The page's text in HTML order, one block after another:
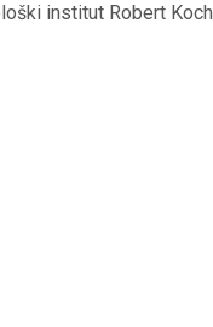
institut Robert Koch